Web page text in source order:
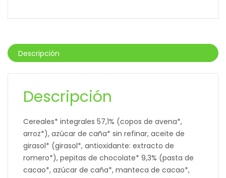
Descripción
Descripción
Cereales* integrales 57,1% (copos de avena*,
arroz*), azúcar de caña* sin refinar, aceite de
girasol* (girasol*, antioxidante: extracto de
romero*), pepitas de chocolate* 9,3% (pasta de
cacao*, azúcar de caña*, manteca de cacao*,